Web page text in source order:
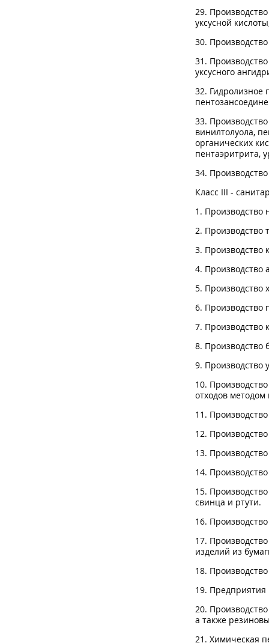
29.
уксусной
30.
31.
уксусного
32. Гидролизное
33.
винилтолуола,
органических
пентаэритрита,
34.
Класс III -
1. Производство
2. Производство
3. Производство
4. Производство
5. Производство
6. Производство
7. Производство
8. Производство
9. Производство
10.
отходов методом
11.
12.
13.
14.
15.
свинца и ртути.
16.
17.
изделий из
18.
19. Предприятия
20.
а также
21. Химическая